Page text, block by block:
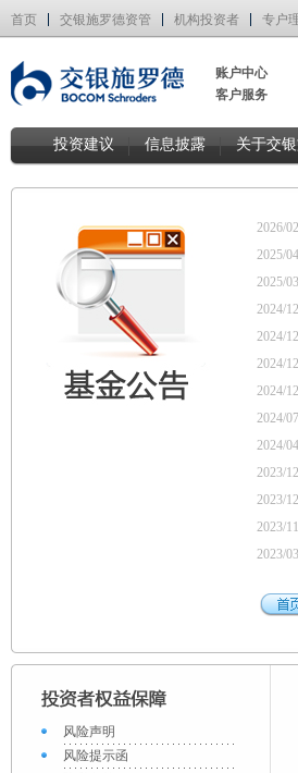
首页 交银施罗德资管 机构投资者 专户
账户中心
客户服务
投资建议 信息披露 关于交
2026/
2025/
2025/
2024/
2024/
2024/
2024/
2024/
2024/
2023/
2023/
2023/
2023/
风险声明
风险提示函